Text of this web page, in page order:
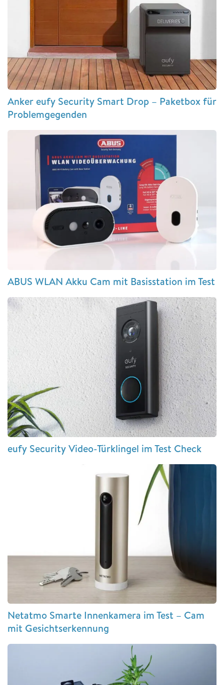
Anker eufy Security Smart Drop – Paketbox für
Problemgegenden
ABUS WLAN Akku Cam mit Basisstation im Test
eufy Security Video-Türklingel im Test Check
Netatmo Smarte Innenkamera im Test – Cam
mit Gesichtserkennung